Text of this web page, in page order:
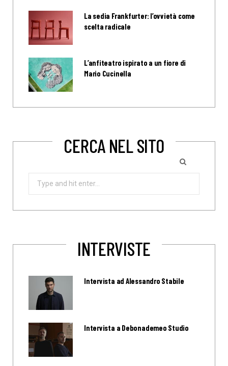
La sedia Frankfurter: l’ovvietà come
scelta radicale
L’anfiteatro ispirato a un fiore di
Mario Cucinella
CERCA NEL SITO
Search
INTERVISTE
Intervista ad Alessandro Stabile
Intervista a Debonademeo Studio